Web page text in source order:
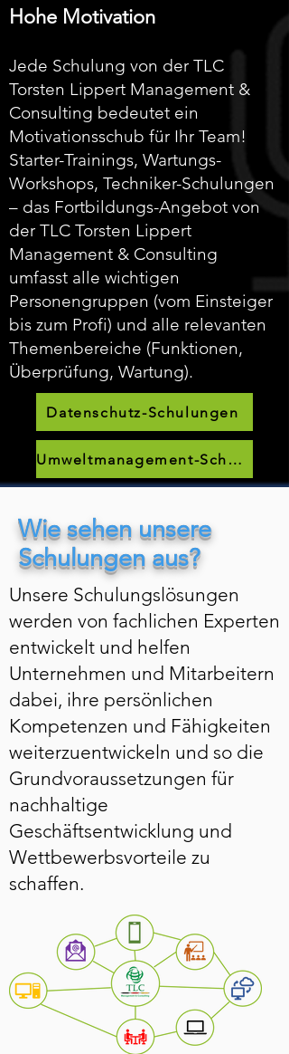
Hohe Motivation
Jede Schulung von der TLC
Torsten Lippert Management &
Consulting bedeutet ein
Motivationsschub für Ihr Team!
Starter-Trainings, Wartungs-
Workshops, Techniker-Schulungen
– das Fortbildungs-Angebot von
der TLC Torsten Lippert
Management & Consulting
umfasst alle wichtigen
Personengruppen (vom Einsteiger
bis zum Profi) und alle relevanten
Themenbereiche (Funktionen,
Überprüfung, Wartung).
Datenschutz-Schulungen
Umweltmanagement-Schulungen
Wie sehen unsere
Schulungen aus?
Unsere Schulungslösungen
werden von fachlichen Experten
entwickelt und helfen
Unternehmen und Mitarbeitern
dabei, ihre persönlichen
Kompetenzen und Fähigkeiten
weiterzuentwickeln und so die
Grundvoraussetzungen für
nachhaltige
Geschäftsentwicklung und
Wettbewerbsvorteile zu
schaffen.